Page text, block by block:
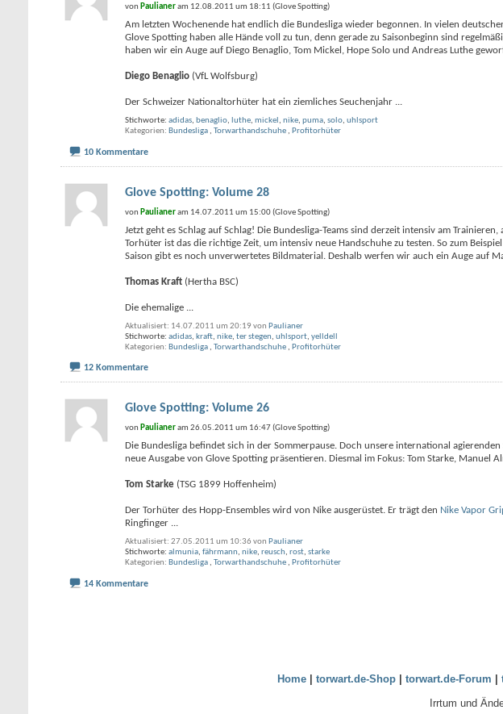
von Paulianeram 12.08.2011 um 18:11 (Glove Spotting)
Am letzten Wochenende hat endlich die Bundesliga wieder begonnen. In vielen
Glove Spotting haben alle Hände voll zu tun, denn gerade zu Saisonbeginn sind
haben wir ein Auge auf Diego Benaglio, Tom Mickel, Hope Solo und Andreas Luthe
Diego Benaglio (VfL Wolfsburg)
Der Schweizer Nationaltorhüter hat ein ziemliches Seuchenjahr ...
Stichworte: adidas, benaglio, luthe, mickel , nike, puma, solo, uhlsport
Kategorien
Bundesliga , Torwarthandschuhe , Profitorhüter
10 Kommentare
Glove Spotting: Volume 28
von Paulianeram 14.07.2011 um 15:00 (Glove Spotting)
Jetzt geht es Schlag auf Schlag! Die Bundesliga-Teams sind derzeit intensiv am
Torhüter ist das die richtige Zeit, um intensiv neue Handschuhe zu testen. So zum
Saison gibt es noch unverwertetes Bildmaterial. Deshalb werfen wir auch ein Auge auf
Thomas Kraft (Hertha BSC)
Die ehemalige
Aktualisiert: 14.07.2011 um 20:19 von Paulianer
Stichworte: adidas, kraft, nike, ter stegen, uhlsport, yelldell
Kategorien
Bundesliga , Torwarthandschuhe , Profitorhüter
12 Kommentare
Glove Spotting: Volume 26
von Paulianeram 26.05.2011 um 16:47 (Glove Spotting)
Die Bundesliga befindet sich in der Sommerpause. Doch unsere international
neue Ausgabe von Glove Spotting präsentieren. Diesmal im Fokus: Tom Starke, Manuel
Tom Starke (TSG 1899 Hoffenheim)
Der Torhüter des Hopp-Ensembles wird von Nike ausgerüstet. Er trägt den Nike Vapor
Ringfinger ...
Aktualisiert: 27.05.2011 um 10:36 von Paulianer
Stichworte: almunia, fährmann, nike, reusch, rost, starke
Kategorien
Bundesliga , Torwarthandschuhe , Profitorhüter
14 Kommentare
Home| torwart.de-Shop| torwart.de-Forum
Irrtum und